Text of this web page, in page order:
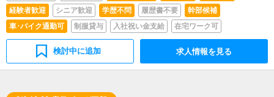
経験者歓迎
シニア歓迎 学歴不問 履歴書不要
幹部候補
車･バイク通勤可
制服貸与 入社祝い金支給 在宅ワーク可
検討中に追加 求人情報を見る